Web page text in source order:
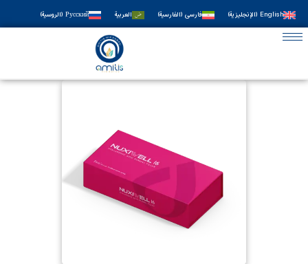
English
(الإنجليزية) فارسی (الفارسية) العربية Русский
(الروسية)